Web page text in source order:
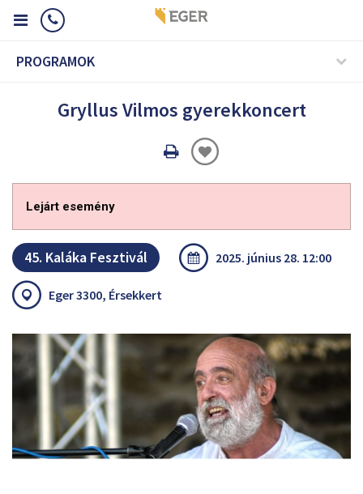
PROGRAMOK
Gryllus Vilmos gyerekkoncert
Oldal
Lejárt esemény
45. Kaláka Fesztivál 2025. június 28. 12:00
Eger 3300, Érsekkert